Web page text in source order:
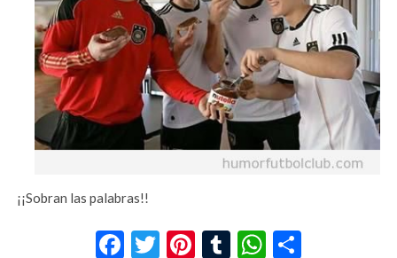
¡¡Sobran las palabras!!
Facebook
Twitter
Pinterest
TumblrWhatsApp